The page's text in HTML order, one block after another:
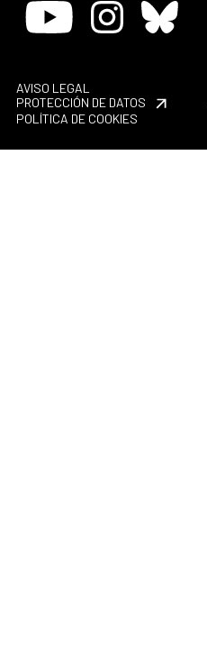
Youtube InstagramBluesky
AVISO LEGAL
PROTECCIÓN DE DATOS
POLÍTICA DE COOKIES